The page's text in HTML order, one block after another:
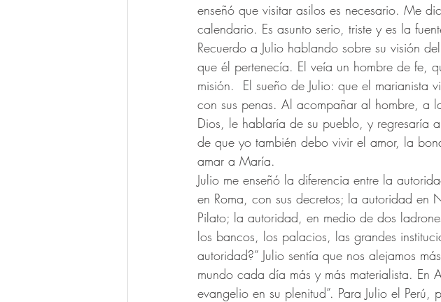
enseñó que visitar asilos es necesario. Me
calendario. Es asunto serio, triste y es la
Recuerdo a Julio hablando sobre su visión
que él pertenecía. El veía un hombre de fe,
misión.  El sueño de Julio: que el marianista
con sus penas. Al acompañar al hombre, a
Dios, le hablaría de su pueblo, y regresaría
de que yo también debo vivir el amor, la
amar a María.
Julio me enseñó la diferencia entre la
en Roma, con sus decretos; la autoridad en
Pilato; la autoridad, en medio de dos
los bancos, los palacios, las grandes
autoridad?” Julio sentía que nos alejamos
mundo cada día más y más materialista. En
evangelio en su plenitud”. Para Julio el